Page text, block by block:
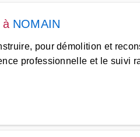
à NOMAIN
pour démolition et
professionnelle et le suivi